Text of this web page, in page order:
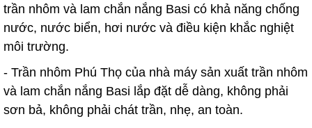
trần nhôm và lam chắn nắng Basi có khả năng chống
nước, nước biển, hơi nước và điều kiện khắc nghiệt
môi trường.
- Trần nhôm Phú Thọ của nhà máy sản xuất trần nhôm
và lam chắn nắng Basi lắp đặt dễ dàng, không phải
sơn bả, không phải chát trần, nhẹ, an toàn.